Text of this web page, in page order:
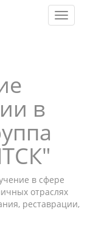
Toggle
в
в сфере
отраслях
реставрации,